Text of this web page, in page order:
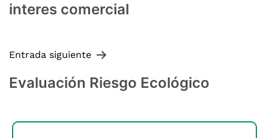
interes comercial
Entrada siguiente
Evaluación Riesgo Ecológico